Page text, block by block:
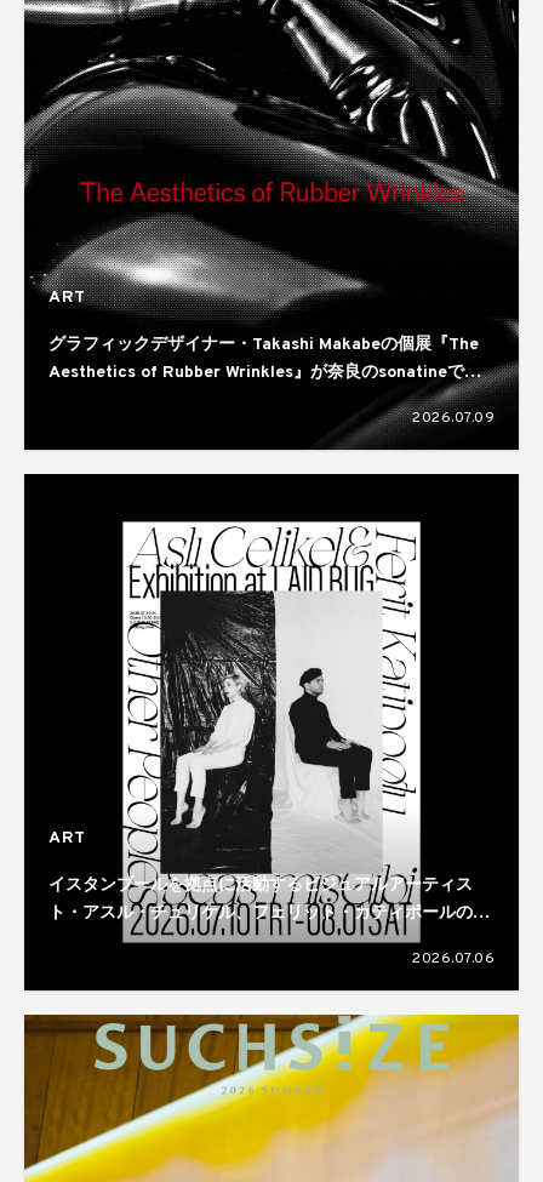
ART
グラフィックデザイナー・Takashi Makabeの個展『The
Aesthetics of Rubber Wrinkles』が奈良のsonatineで開
2026.07.09
ART
イスタンブールを拠点に活動するビジュアルアーティス
ト・アスル・チュリケル、フェリット・カティポールのデ
ュオ展が開催
2026.07.06